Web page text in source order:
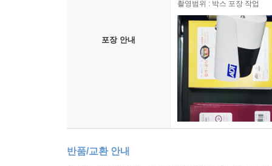
포장 안내
촬영범위 : 박스 포장 작업
반품/교환 안내